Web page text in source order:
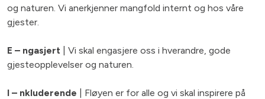
og naturen. Vi anerkjenner mangfold internt og hos våre
gjester.
E – ngasjert | Vi skal engasjere oss i hverandre, gode
gjesteopplevelser og naturen.
I – nkluderende | Fløyen er for alle og vi skal inspirere på